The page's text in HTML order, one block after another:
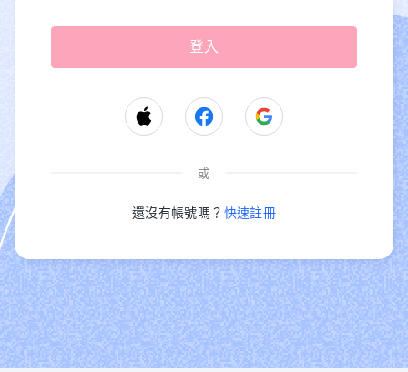
或
還沒有帳號嗎？ 快速註冊